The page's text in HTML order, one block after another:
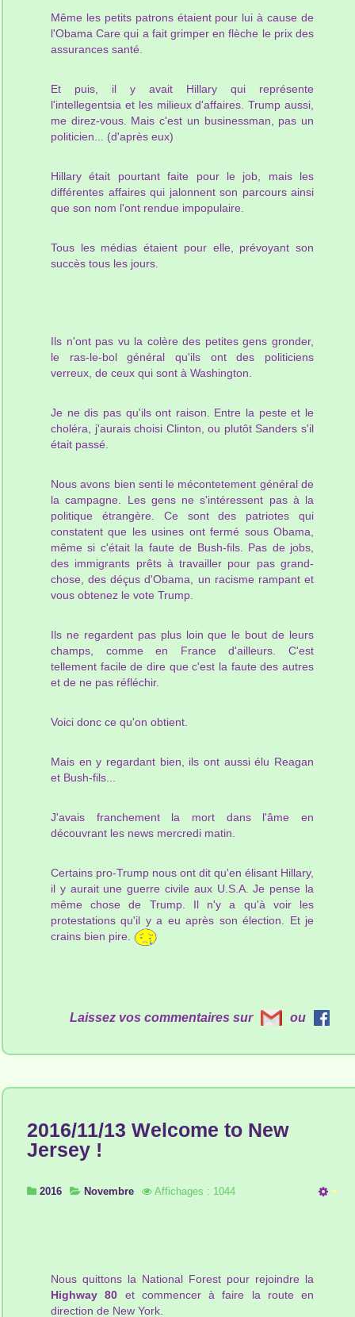
Même les petits patrons étaient pour lui à cause de
l'Obama Care qui a fait grimper en flèche le prix des
assurances santé.
Et puis, il y avait Hillary qui représente
l'intellegentsia et les milieux d'affaires. Trump aussi,
me direz-vous. Mais c'est un businessman, pas un
politicien... (d'après eux)
Hillary était pourtant faite pour le job, mais les
différentes affaires qui jalonnent son parcours ainsi
que son nom l'ont rendue impopulaire.
Tous les médias étaient pour elle, prévoyant son
succès tous les jours.
Ils n'ont pas vu la colère des petites gens gronder,
le ras-le-bol général qu'ils ont des politiciens
verreux, de ceux qui sont à Washington.
Je ne dis pas qu'ils ont raison. Entre la peste et le
choléra, j'aurais choisi Clinton, ou plutôt Sanders s'il
était passé.
Nous avons bien senti le mécontetement général de
la campagne. Les gens ne s'intéressent pas à la
politique étrangère. Ce sont des patriotes qui
constatent que les usines ont fermé sous Obama,
même si c'était la faute de Bush-fils. Pas de jobs,
des immigrants prêts à travailler pour pas grand-
chose, des déçus d'Obama, un racisme rampant et
vous obtenez le vote Trump.
Ils ne regardent pas plus loin que le bout de leurs
champs, comme en France d'ailleurs. C'est
tellement facile de dire que c'est la faute des autres
et de ne pas réfléchir.
Voici donc ce qu'on obtient.
Mais en y regardant bien, ils ont aussi élu Reagan
et Bush-fils...
J'avais franchement la mort dans l'âme en
découvrant les news mercredi matin.
Certains pro-Trump nous ont dit qu'en élisant Hillary,
il y aurait une guerre civile aux U.S.A. Je pense la
même chose de Trump. Il n'y a qu'à voir les
protestations qu'il y a eu après son élection. Et je
crains bien pire.
Laissez vos commentaires sur ou
2016/11/13 Welcome to New
Jersey !
2016 Novembre Affichages : 1044
Nous quittons la National Forest pour rejoindre la
Highway 80 et commencer à faire la route en
direction de New York.